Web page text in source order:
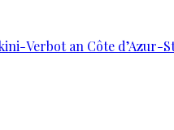
Verbot an Côte d’Azur-